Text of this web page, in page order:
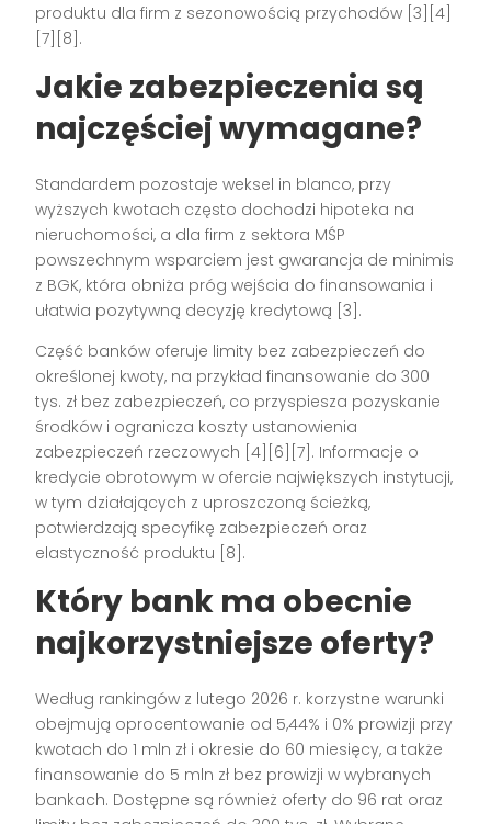
produktu dla firm z sezonowością przychodów [3][4]
[7][8].
Jakie zabezpieczenia są
najczęściej wymagane?
Standardem pozostaje weksel in blanco, przy
wyższych kwotach często dochodzi hipoteka na
nieruchomości, a dla firm z sektora MŚP
powszechnym wsparciem jest gwarancja de minimis
z BGK, która obniża próg wejścia do finansowania i
ułatwia pozytywną decyzję kredytową [3].
Część banków oferuje limity bez zabezpieczeń do
określonej kwoty, na przykład finansowanie do 300
tys. zł bez zabezpieczeń, co przyspiesza pozyskanie
środków i ogranicza koszty ustanowienia
zabezpieczeń rzeczowych [4][6][7]. Informacje o
kredycie obrotowym w ofercie największych instytucji,
w tym działających z uproszczoną ścieżką,
potwierdzają specyfikę zabezpieczeń oraz
elastyczność produktu [8].
Który bank ma obecnie
najkorzystniejsze oferty?
Według rankingów z lutego 2026 r. korzystne warunki
obejmują oprocentowanie od 5,44% i 0% prowizji przy
kwotach do 1 mln zł i okresie do 60 miesięcy, a także
finansowanie do 5 mln zł bez prowizji w wybranych
bankach. Dostępne są również oferty do 96 rat oraz